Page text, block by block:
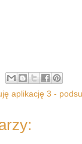
aplikację 3 -